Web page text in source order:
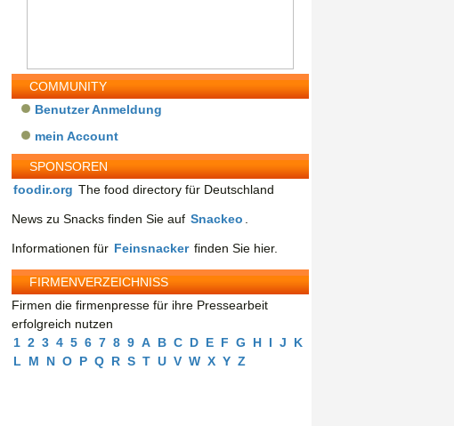
COMMUNITY
Benutzer Anmeldung
mein Account
SPONSOREN
foodir.org The food directory für Deutschland
News zu Snacks finden Sie auf Snackeo
Informationen für Feinsnacker finden Sie hier.
FIRMENVERZEICHNISS
Firmen die firmenpresse für ihre Pressearbeit
erfolgreich nutzen
1 2 3 4 5 6 7 8 9 A B C D E F G H I J
K
L
M N O P Q R S T U V W X Y Z